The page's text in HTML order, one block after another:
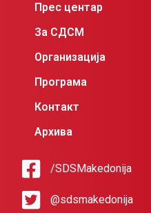
Прес центар
За СДСМ
Организација
Програма
Контакт
Архива
/SDSMakedonija
@sdsmakedonija